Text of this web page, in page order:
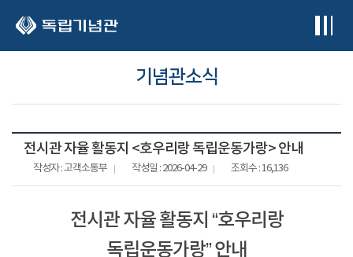
기념관소식
전시관 자율 활동지 <호우리랑 독립운동가랑> 안내
작성자 : 고객소통부 작성일 : 2026-04-29 조회수 : 16,136
전시관 자율 활동지 “호우리랑
독립운동가랑”안내